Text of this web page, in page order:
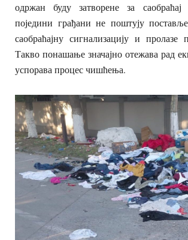
одржан буду затворене за
поједини грађани не поштују
саобраћајну сигнализацију и пролазе
Такво понашање значајно отежава рад
успорава процес чишћења.